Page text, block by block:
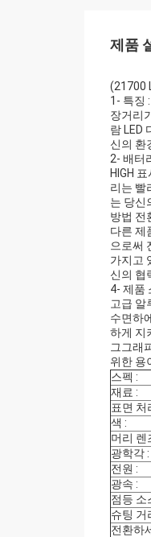
제품
(21700
1- 특징 :
장거리
람 LED
신의 환
2- 배터
HIGH
리는 빨
는 당신
방법 전
다른 제
으로써
가지고
신의 협
4- 제품
고급 알
수면하
하게 지
그그래
위한 용
스펙 :
재료 :
표면 처
색 :
머리 렌
광학각 :
전원 :
광속 :
점등 소
슈팅 거
전환하